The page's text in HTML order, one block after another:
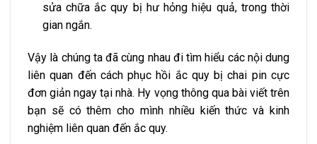
sửa chữa ắc quy bị hư hỏng hiệu quả, trong thời
gian ngắn.
Vậy là chúng ta đã cùng nhau đi tìm hiểu các nội dung
liên quan đến cách phục hồi ắc quy bị chai pin cực
đơn giản ngay tại nhà. Hy vọng thông qua bài viết trên
bạn sẽ có thêm cho mình nhiều kiến thức và kinh
nghiệm liên quan đến ắc quy.